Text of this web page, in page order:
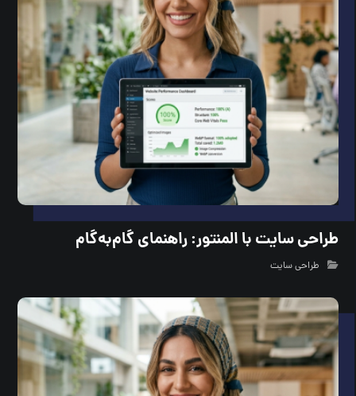
طراحی سایت با المنتور: راهنمای گام‌به‌گام
طراحی سایت